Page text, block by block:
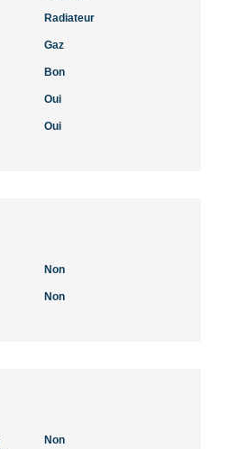
Radiateur
Gaz
Bon
Oui
Oui
Non
Non
Non